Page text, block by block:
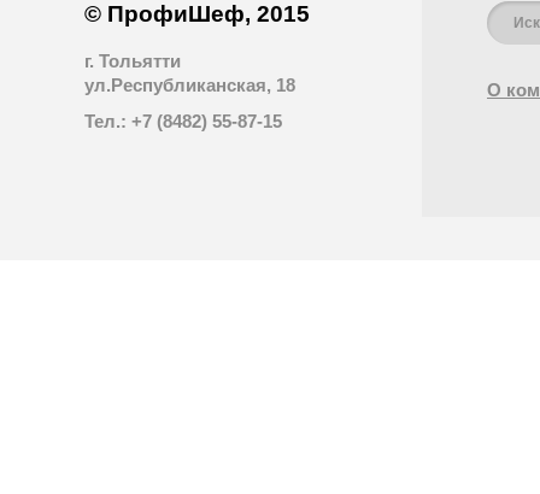
© ПрофиШеф, 2015
г. Тольятти
ул.Республиканская, 18
Тел.: +7 (8482) 55-87-15
О